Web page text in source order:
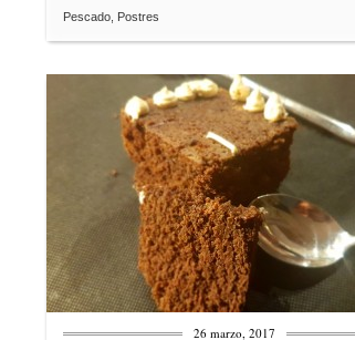
Pescado Postres
26 marzo, 2017